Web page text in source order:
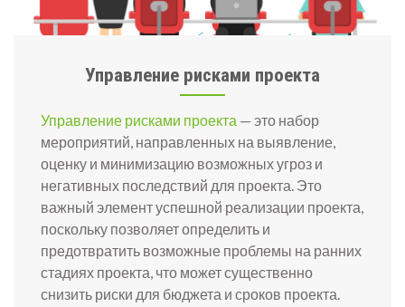
Управление рисками проекта
Управление рисками проекта — это набор
мероприятий, направленных на выявление,
оценку и минимизацию возможных угроз и
негативных последствий для проекта. Это
важный элемент успешной реализации проекта,
поскольку позволяет определить и
предотвратить возможные проблемы на ранних
стадиях проекта, что может существенно
снизить риски для бюджета и сроков проекта.